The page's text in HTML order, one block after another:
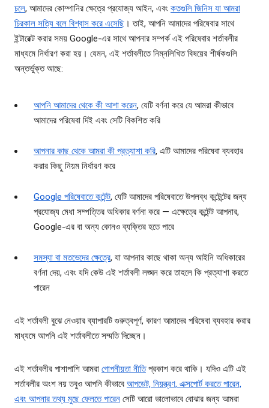
চলে, আমাদের কোম্পানির ক্ষেত্রে প্রযোজ্য আইন, এবং কতগুলি জিনিস যা আমরা
চিরকাল সত্যি বলে বিশ্বাস করে এসেছি । তাই, আপনি আমাদের পরিষেবার সাথে
ইন্টারেক্ট করার সময় Google-এর সাথে আপনার সম্পর্ক এই পরিষেবার শর্তাবলীর
মাধ্যমে নির্ধারণ করা হয়। যেমন, এই শর্তাবলীতে নিম্নলিখিত বিষয়ের শীর্ষকগুলি
অন্তর্ভুক্ত আছে:
আপনি আমাদের থেকে কী আশা করেন, যেটি বর্ণনা করে যে আমরা কীভাবে
আমাদের পরিষেবা দিই এবং সেটি বিকশিত করি
আপনার কাছ থেকে আমরা কী প্রত্যাশা করি, এটি আমাদের পরিষেবা ব্যবহার
করার কিছু নিয়ম নির্ধারণ করে
Google পরিষেবাতে কন্টেন্ট, যেটি আমাদের পরিষেবাতে উপলব্ধ কন্টেন্টের জন্য
প্রযোজ্য মেধা সম্পত্তির অধিকার বর্ণনা করে — এক্ষেত্রে কন্টেন্ট আপনার,
Google-এর বা অন্য কোনও ব্যক্তির হতে পারে
সমস্যা বা মতভেদের ক্ষেত্রে, যা আপনার কাছে থাকা অন্য আইনি অধিকারের
বর্ণনা দেয়, এবং যদি কেউ এই শর্তাবলী লঙ্ঘন করে তাহলে কি প্রত্যাশা করতে
পারেন
এই শর্তাবলী বুঝে নেওয়ার ব্যাপারটি গুরুত্বপূর্ণ, কারণ আমাদের পরিষেবা ব্যবহার করার
মাধ্যমে আপনি এই শর্তাবলীতে সম্মতি দিচ্ছেন।
এই শর্তাবলীর পাশাপাশি আমরা গোপনীয়তা নীতিপ্রকাশ করে থাকি। যদিও এটি এই
শর্তাবলীর অংশ নয় তবুও আপনি কীভাবে আপডেট, নিয়ন্ত্রণ, এক্সপোর্ট করতে পারেন,
এবং আপনার তথ্য মুছে ফেলতে পারেন সেটি আরো ভালোভাবে বোঝার জন্য আমরা